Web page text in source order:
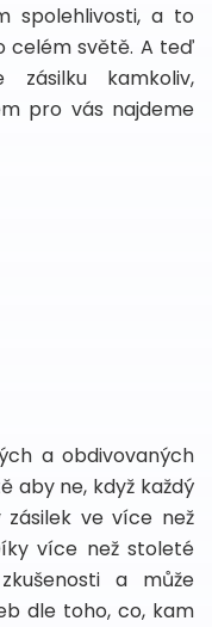
spolehlivosti, a to
celém světě. A teď
kamkoliv,
pro vás najdeme
a obdivovaných
aby ne, když každý
ve více než
více než stoleté
a může
dle toho, co, kam